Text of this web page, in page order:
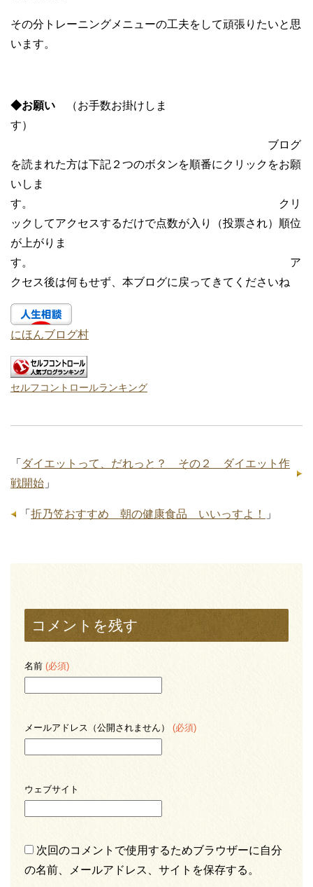
その分トレーニングメニューの工夫をして頑張りたいと思
います。
◆お願い （お手数お掛けしま
す）
ブログ
を読まれた方は下記２つのボタンを順番にクリックをお願
いしま
す。 クリ
ックしてアクセスするだけで点数が入り（投票され）順位
が上がりま
す。 ア
クセス後は何もせず、本ブログに戻ってきてくださいね
にほんブログ村
セルフコントロールランキング
「 ダイエットって、だれっと？ その２ ダイエット作
戦開始 」
「 折乃笠おすすめ 朝の健康食品 いいっすよ！ 」
コメントを残す
名前 (必須)
メールアドレス（公開されません） (必須)
ウェブサイト
次回のコメントで使用するためブラウザーに自分
の名前、メールアドレス、サイトを保存する。